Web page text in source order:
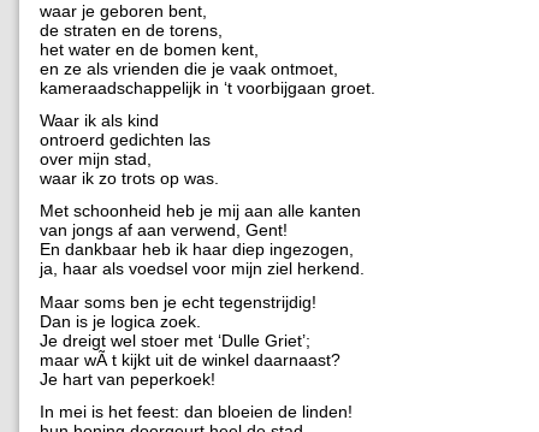
waar je geboren bent,
de straten en de torens,
het water en de bomen kent,
en ze als vrienden die je vaak ontmoet,
kameraadschappelijk in ‘t voorbijgaan groet.
Waar ik als kind
ontroerd gedichten las
over mijn stad,
waar ik zo trots op was.
Met schoonheid heb je mij aan alle kanten
van jongs af aan verwend, Gent!
En dankbaar heb ik haar diep ingezogen,
ja, haar als voedsel voor mijn ziel herkend.
Maar soms ben je echt tegenstrijdig!
Dan is je logica zoek.
Je dreigt wel stoer met ‘Dulle Griet’;
maar wÃ t kijkt uit de winkel daarnaast?
Je hart van peperkoek!
In mei is het feest: dan bloeien de linden!